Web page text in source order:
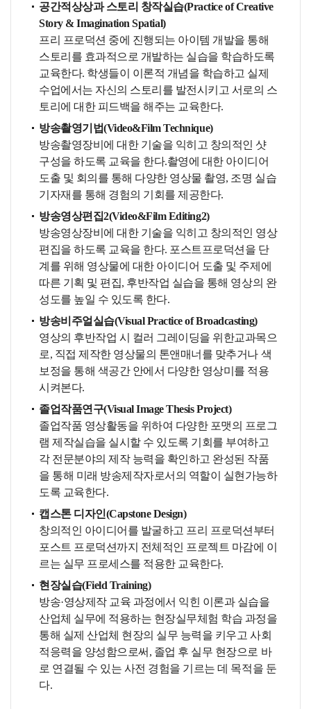
공간적상상과 스토리 창작실습(Practice of Creative
Story & Imagination Spatial)
프리 프로덕션 중에 진행되는 아이템 개발을 통해
스토리를 효과적으로 개발하는 실습을 학습하도록
교육한다. 학생들이 이론적 개념을 학습하고 실제
수업에서는 자신의 스토리를 발전시키고 서로의 스
토리에 대한 피드백을 해주는 교육한다.
방송촬영기법(Video&Film Technique)
방송촬영장비에 대한 기술을 익히고 창의적인 샷
구성을 하도록 교육을 한다.촬영에 대한 아이디어
도출 및 회의를 통해 다양한 영상물 촬영, 조명 실습
기자재를 통해 경험의 기회를 제공한다.
방송영상편집2(Video&Film Editing2)
방송영상장비에 대한 기술을 익히고 창의적인 영상
편집을 하도록 교육을 한다. 포스트프로덕션을 단
계를 위해 영상물에 대한 아이디어 도출 및 주제에
따른 기획 및 편집, 후반작업 실습을 통해 영상의 완
성도를 높일 수 있도록 한다.
방송비주얼실습(Visual Practice of Broadcasting)
영상의 후반작업 시 컬러 그레이딩을 위한교과목으
로, 직접 제작한 영상물의 톤앤매너를 맞추거나 색
보정을 통해 색공간 안에서 다양한 영상미를 적용
시켜본다.
졸업작품연구(Visual Image Thesis Project)
졸업작품 영상활동을 위하여 다양한 포맷의 프로그
램 제작실습을 실시할 수 있도록 기회를 부여하고
각 전문분야의 제작 능력을 확인하고 완성된 작품
을 통해 미래 방송제작자로서의 역할이 실현가능하
도록 교육한다.
캡스톤 디자인(Capstone Design)
창의적인 아이디어를 발굴하고 프리 프로덕션부터
포스트 프로덕션까지 전체적인 프로젝트 마감에 이
르는 실무 프로세스를 적용한 교육한다.
현장실습(Field Training)
방송·영상제작 교육 과정에서 익힌 이론과 실습을
산업체 실무에 적용하는 현장실무체험 학습 과정을
통해 실제 산업체 현장의 실무 능력을 키우고 사회
적응력을 양성함으로써, 졸업 후 실무 현장으로 바
로 연결될 수 있는 사전 경험을 기르는 데 목적을 둔
다.